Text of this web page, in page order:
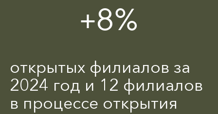
+8%
открытых филиалов за
2024 год и 12 филиалов
в процессе открытия